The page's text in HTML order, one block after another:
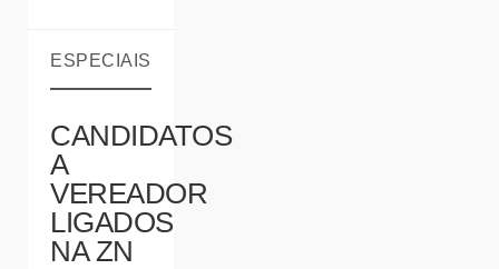
ESPECIAIS
CANDIDATOS
A
VEREADOR
LIGADOS
NA ZN